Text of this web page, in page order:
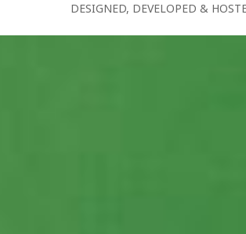
DESIGNED, DEVELOPED &